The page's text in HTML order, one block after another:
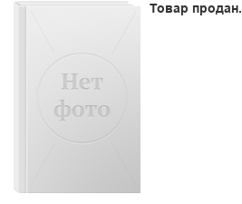
Товар продан.